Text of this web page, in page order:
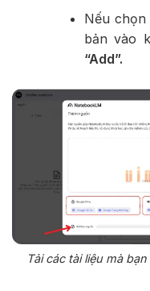
Nếu chọn
bản vào
“Add”.
Tải các tài liệu mà